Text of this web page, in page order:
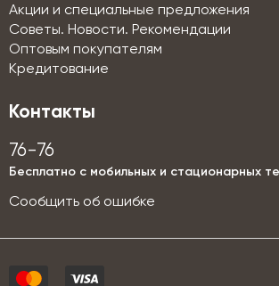
Акции и специальные предложения
Советы. Новости. Рекомендации
Оптовым покупателям
Кредитование
Контакты
76-76
Бесплатно с мобильных и стационарных
Сообщить об ошибке